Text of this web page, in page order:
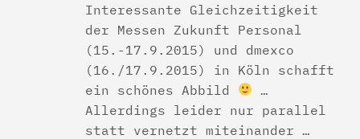
Interessante Gleichzeitigkeit
der Messen Zukunft Personal
(15.-17.9.2015) und dmexco
(16./17.9.2015) in Köln schafft
ein schönes Abbild
…
Allerdings leider nur parallel
statt vernetzt miteinander …